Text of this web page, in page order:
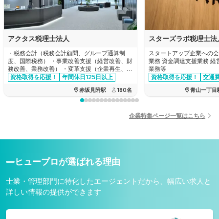
神奈川県
山梨県
長野県
岐阜県
静岡県
兵庫県
奈良県
和歌山県
岡山県
広島県
山口県
福岡県
佐賀県
長崎県
熊本県
鹿児島県
沖縄県
アクタス税理士法人
・税務会計（税務会計顧問、グループ通算制
度、国際税務） ・事業改善支援（経営改善、財
務改善、業務改善） ・変革支援（企業再生、企
業再編、合併買収、事業承継） ・設立支援
資格取得を応援！
年間休日125日以上
資格手当あり
赤坂見附駅 180名
スターズラボ税理士法
スタートアップ企業への
業務 資金調達支援業務 経
業務等
資格取得を応援！
交通
青山一丁目
企業特集ページ一覧はこちら
ヒュープロが選ばれる理由
士業・管理部門に特化したエージェントだから、幅広い求人と
詳しい情報の提供ができます